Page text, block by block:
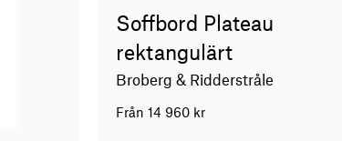
Soffbord Plateau
rektangulärt
Broberg & Ridderstråle
Från 14 960 kr